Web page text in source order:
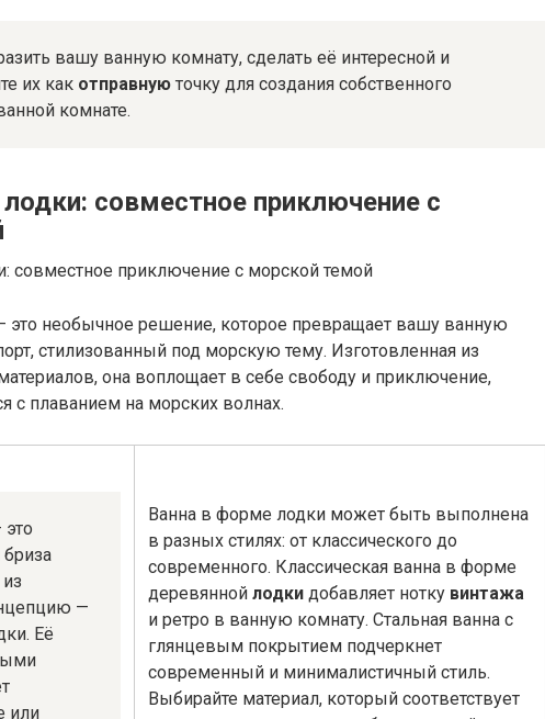
вашу ванную комнату, сделать её интересной и
их как отправную точку для создания собственного
комнате.
совместное приключение с
это необычное решение, которое превращает вашу ванную
стилизованный под морскую тему. Изготовленная из
она воплощает в себе свободу и приключение,
с плаванием на морских волнах.
—
Её
или
Ванна в форме лодки может быть выполнена
в разных стилях: от классического до
современного. Классическая ванна в форме
деревянной лодки добавляет нотку винтажа
и ретро в ванную комнату. Стальная ванна с
глянцевым покрытием подчеркнет
современный и минималистичный стиль.
Выбирайте материал, который соответствует